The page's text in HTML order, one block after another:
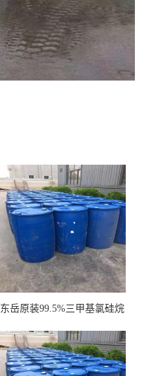
东岳原装99.5%三甲基氯硅烷